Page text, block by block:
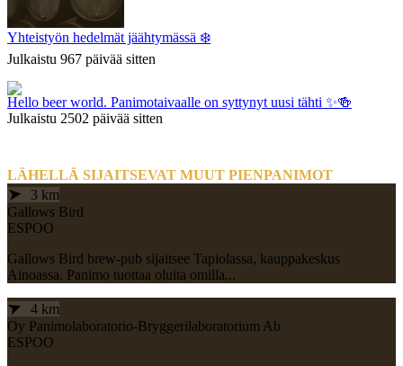
Yhteistyön hedelmät jäähtymässä ❄️
Julkaistu 967 päivää sitten
Hello beer world. Panimotaivaalle on syttynyt uusi tähti ✨🍻
Julkaistu 2502 päivää sitten
LÄHELLÄ SIJAITSEVAT MUUT PIENPANIMOT
➤ 3 km
Gallows Bird
ESPOO
Gallows Bird brew-pub sijaitsee Tapiolassa, kauppakeskus
Ainoassa. Panimo tuottaa oluita omilla...
➤ 4 km
Oy Panimolaboratorio-Bryggerilaboratorium Ab
ESPOO